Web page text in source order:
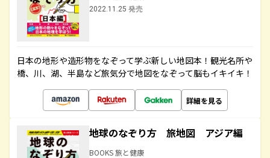
2022.11.25 発売
日本の地形や造形物をなぞって学ぶ新しい地図本！観光名所や
橋、川、湖、半島など旅気分で地図をなぞって脳もイキイキ！
詳細を見る
地球のなぞり方 旅地図 アジア編
BOOKS 旅と健康